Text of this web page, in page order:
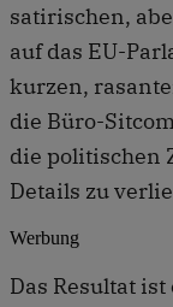
satirischen,
auf das EU-
kurzen,
die Büro-
die politischen
Details zu
Werbung
Das Resultat